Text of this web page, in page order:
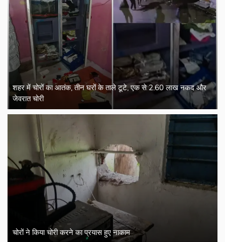
शहर में चोरों का आतंक, तीन घरों के ताले टूटे, एक से 2.60 लाख नकद और
जेवरात चोरी
चोरों ने किया चोरी करने का प्रयास हुए नाकाम